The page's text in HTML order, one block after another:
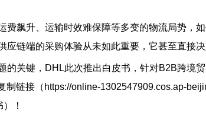
费飙升、运输时效难保障等多变的物流局势，
应链端的采购体验从未如此重要，它甚至直接
的关键，DHL此次推出白皮书，针对B2B跨境
制链接（https://online-1302547909.cos.ap-
！